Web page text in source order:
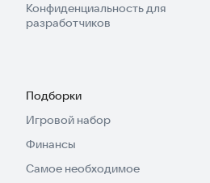
Конфиденциальность для
разработчиков
Подборки
Игровой набор
Финансы
Самое необходимое